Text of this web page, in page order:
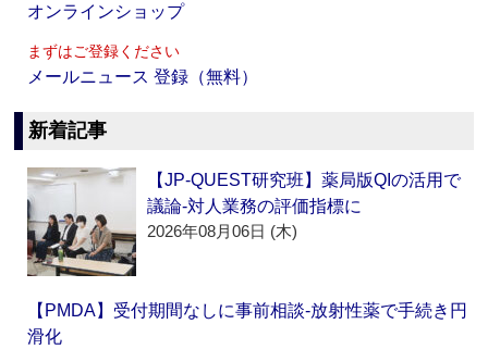
オンラインショップ
まずはご登録ください
メールニュース 登録（無料）
新着記事
【JP-QUEST研究班】薬局版QIの活用で
議論‐対人業務の評価指標に
2026年08月06日 (木)
【PMDA】受付期間なしに事前相談‐放射性薬で手続き円
滑化